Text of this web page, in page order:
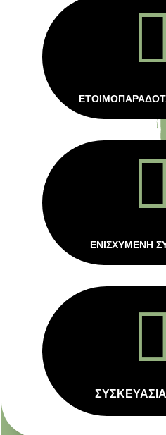


ΕΝΙΣΧΥΜΕΝΗ
